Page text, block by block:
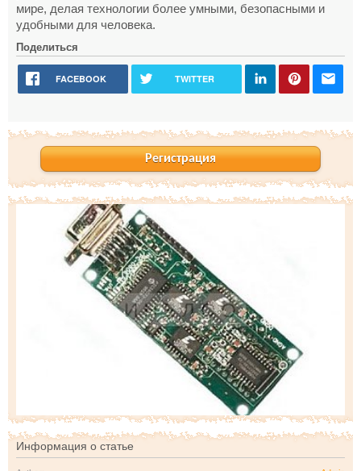
мире, делая технологии более умными, безопасными и
удобными для человека.
Поделиться
FACEBOOK TWITTER
Регистрация
Информация о статье